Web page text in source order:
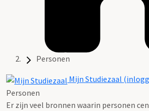
Personen
Mijn Studiezaal
Personen
Er zijn veel bronnen waarin personen